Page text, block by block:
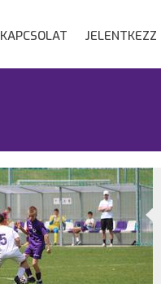
KAPCSOLAT JELENTKEZZ